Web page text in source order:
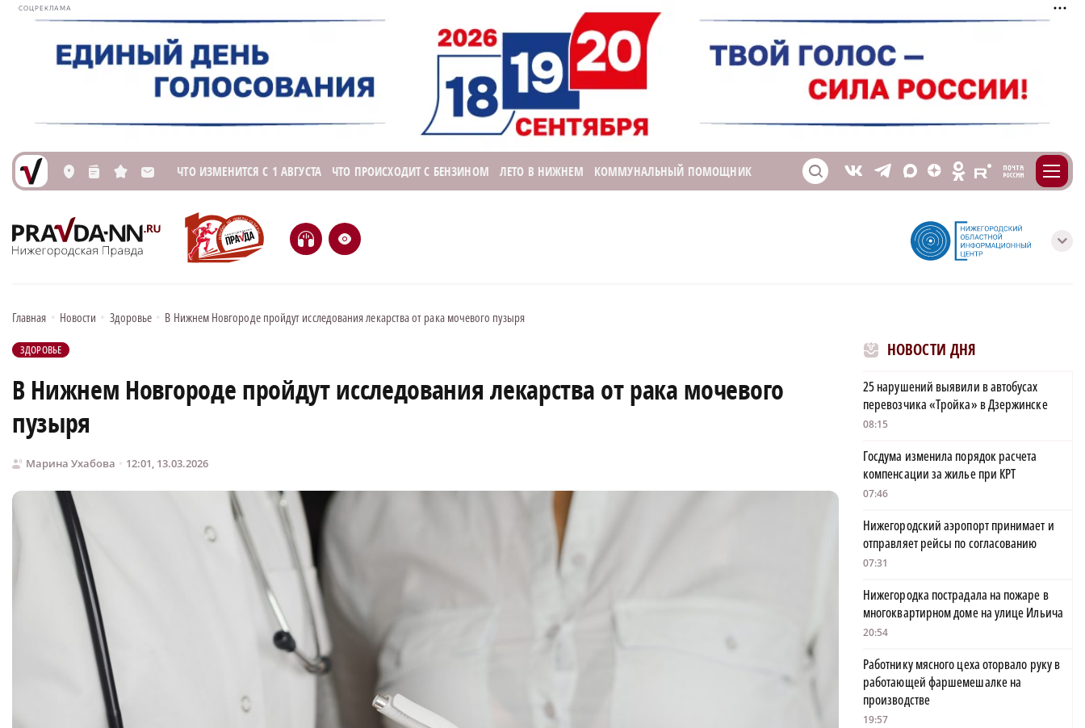
СОЦРЕКЛАМА
L n s M ЧТО ИЗМЕНИТСЯ С 1 АВГУСТА ЧТО ПРОИСХОДИТ С БЕНЗИНОМ ЛЕТО В НИЖНЕМ КОММУНАЛЬНЫЙ ПОМОЩНИК S V T X Z O E m
H e с
Главная • Новости • Здоровье • В Нижнем Новгороде пройдут исследования лекарства от рака мочевого пузыря
ЗДОРОВЬЕ
В Нижнем Новгороде пройдут исследования лекарства от рака мочевого
пузыря
Марина Ухабова 12:01, 13.03.2026
НОВОСТИ ДНЯ
25 нарушений выявили в автобусах
перевозчика «Тройка» в Дзержинске
08:15
Госдума изменила порядок расчета
компенсации за жилье при КРТ
07:46
Нижегородский аэропорт принимает и
отправляет рейсы по согласованию
07:31
Нижегородка пострадала на пожаре в
многоквартирном доме на улице Ильича
20:54
Работнику мясного цеха оторвало руку в
работающей фаршемешалке на
производстве
19:57